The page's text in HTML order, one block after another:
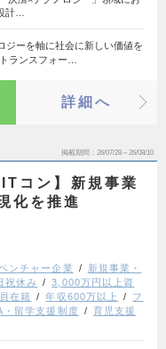
計…
ジーを軸に社会に新しい価値を
ランスフォー…
詳細へ
掲載期間 26/07/28～26/08/10
コン】新規事業
化を推進
ンチャー企業
新規事業・
祝休み
3,000万円以上資
在籍 年収600万以上
フ
・留学支援制度
育児支援